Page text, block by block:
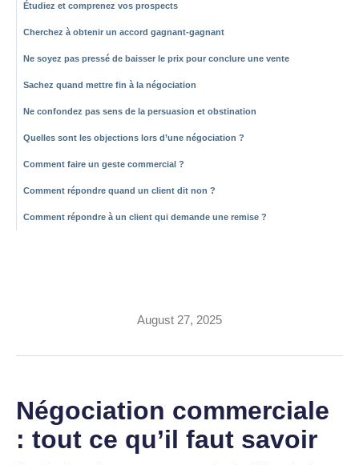
Étudiez et comprenez vos prospects
Cherchez à obtenir un accord gagnant-gagnant
Ne soyez pas pressé de baisser le prix pour conclure une vente
Sachez quand mettre fin à la négociation
Ne confondez pas sens de la persuasion et obstination
Quelles sont les objections lors d’une négociation ?
Comment faire un geste commercial ?
Comment répondre quand un client dit non ?
Comment répondre à un client qui demande une remise ?
August 27, 2025
Négociation commerciale
: tout ce qu’il faut savoir